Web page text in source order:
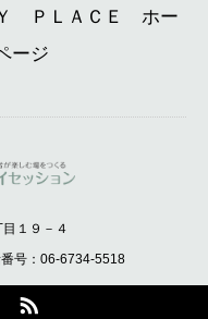
ＰＬＡＣＥ ホー
ージ
１９－４
号：06-6734-5518